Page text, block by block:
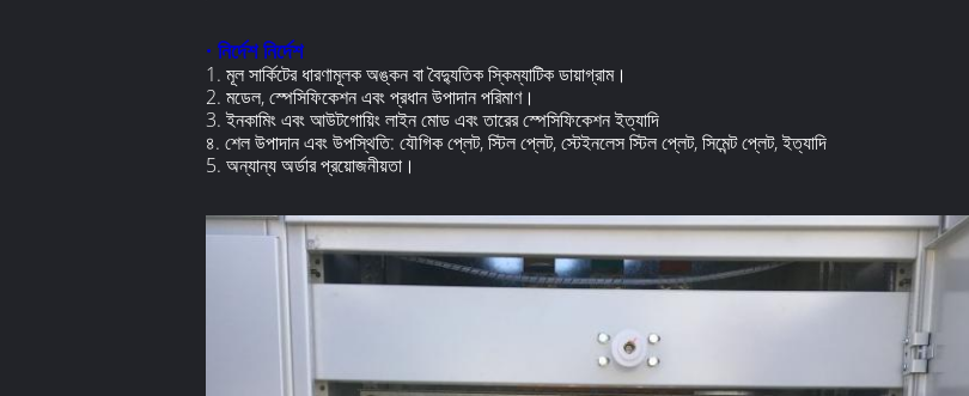
· নির্দেশ নির্দেশ
1. মূল সার্কিটের ধারণামূলক অঙ্কন বা বৈদ্যুতিক স্কিম্যাটিক ডায়াগ্রাম।
2. মডেল, স্পেসিফিকেশন এবং প্রধান উপাদান পরিমাণ।
3. ইনকামিং এবং আউটগোয়িং লাইন মোড এবং তারের স্পেসিফিকেশন ইত্যাদি
৪. শেল উপাদান এবং উপস্থিতি: যৌগিক প্লেট, স্টিল প্লেট, স্টেইনলেস স্টিল প্লেট, সিমেন্ট প্লেট, ইত্যাদি
5. অন্যান্য অর্ডার প্রয়োজনীয়তা।